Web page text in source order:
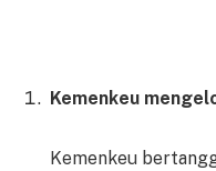
Kemenkeu
Kemenkeu